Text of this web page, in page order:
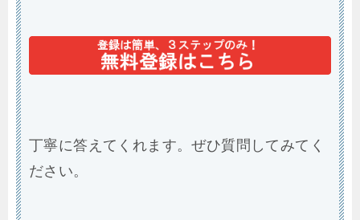
丁寧に答えてくれます。ぜひ質問してみてく
ださい。